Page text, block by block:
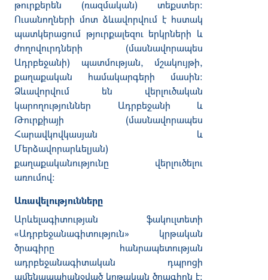
թուրքերեն (ռազմական) տեքստեր:
Ուսանողների մոտ ձևավորվում է հստակ
պատկերացում թյուրքալեզու երկրների և
ժողովուրդների (մասնավորապես
Ադրբեջանի) պատմության, մշակույթի,
քաղաքական համակարգերի մասին:
Ձևավորվում են վերլուծական
կարողություններ Ադրբեջանի և
Թուրքիայի (մասնավորապես
Հարավկովկասյան
և
Մերձավորարևելյան)
քաղաքականությունը
վերլուծելու
առումով։
Առավելությունները
Արևելագիտության ֆակուլտետի
«Ադրբեջանագիտություն» կրթական
ծրագիրը հանրապետության
ադրբեջանագիտական դպրոցի
ամենապահանջված կրթական ծրագիրն է: